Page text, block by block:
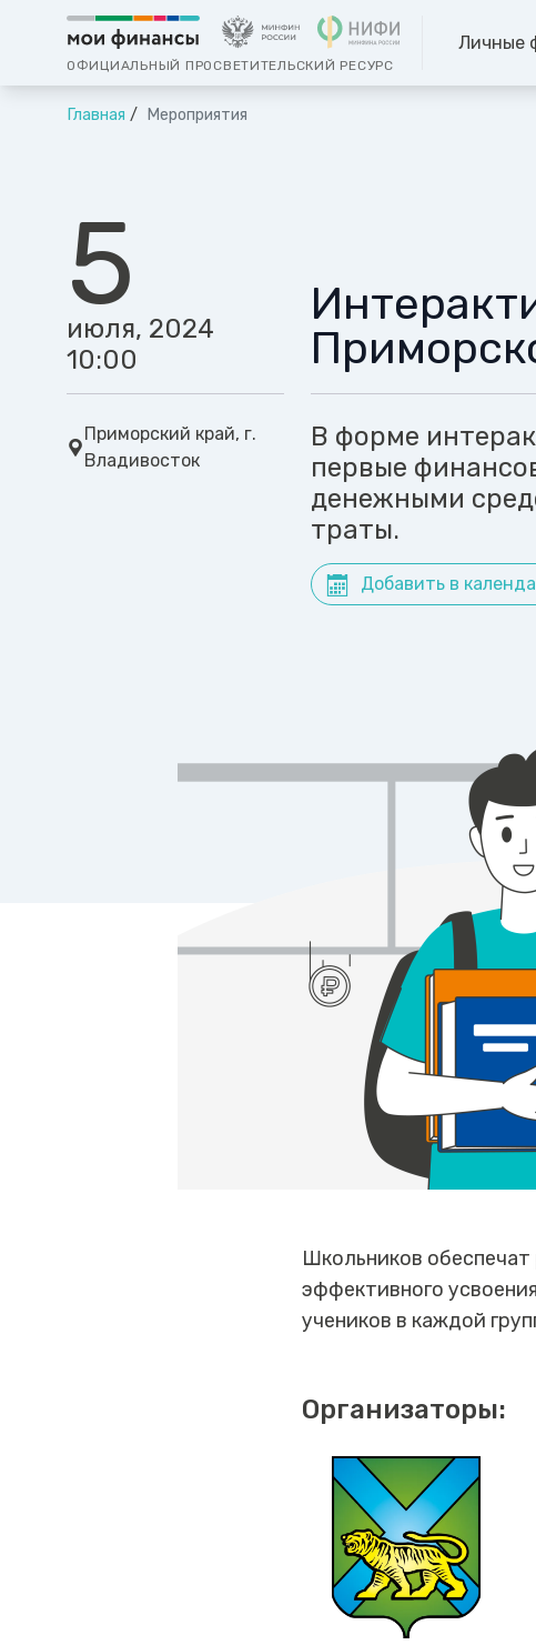
ОФИЦИАЛЬНЫЙ ПРОСВЕТИТЕЛЬСКИЙ РЕСУРС
Личные
Главная Мероприятия
5
июля, 2024
10:00
Приморский край, г.
Владивосток
В форме
первые
денежными
траты.
Добавить в
Школьников
эффективного
учеников в каждой
Организаторы: